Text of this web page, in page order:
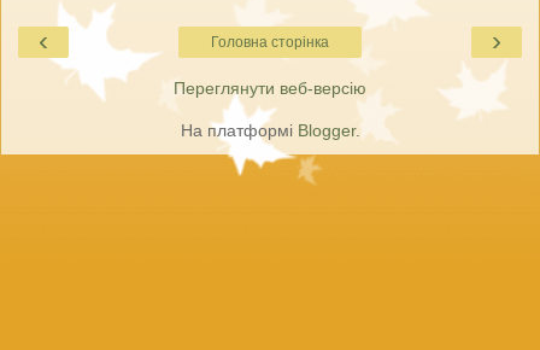
‹ ›
Головна сторінка
Переглянути веб-версію
На платформі Blogger.